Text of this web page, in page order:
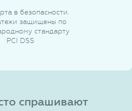
в безопасности.
защищены по
стандарту
PCI DSS
спрашивают